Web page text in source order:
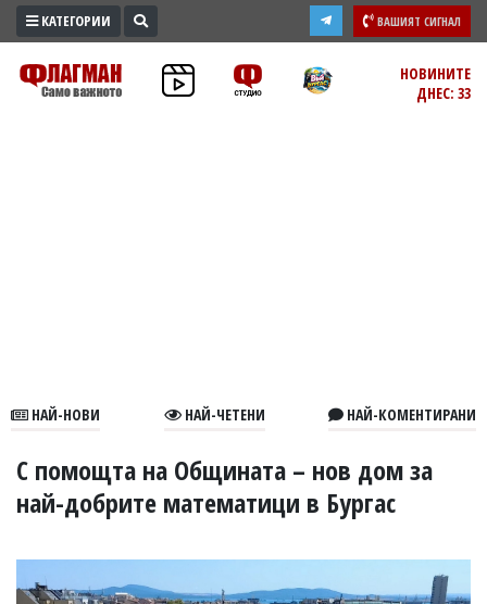
ПРОМО
ЗОНА
В
УКРАЙНА
РАЗСЛЕДВАНЕ
БИЗНЕС
КАТЕГОРИИ ВАШИЯТ СИГНАЛ
НОВИНИТЕ
ДНЕС: 33
НАЙ-НОВИ НАЙ-ЧЕТЕНИ НАЙ-КОМЕНТИРАНИ
С помощта на Общината – нов дом за
най-добрите математици в Бургас